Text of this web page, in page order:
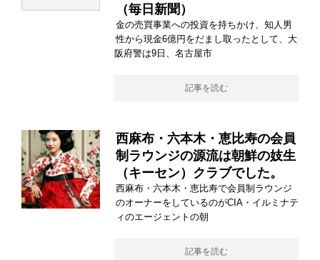
（毎日新聞）
金の売買事業への投資を持ちかけ、知人男
性から現金6億円をだまし取ったとして、大
阪府警は9日、名古屋市
記事を読む
西麻布・六本木・恵比寿の会員
制ラウンジの源流は朝鮮の妓生
（キーセン）クラブでした。
西麻布・六本木・恵比寿で会員制ラウンジ
のオーナーをしているのがCIA・イルミナテ
ィのエージェントの朝
記事を読む